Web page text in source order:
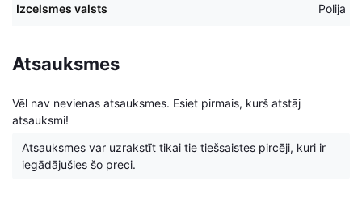
Izcelsmes valsts Polija
Atsauksmes
Vēl nav nevienas atsauksmes. Esiet pirmais, kurš atstāj
atsauksmi!
Atsauksmes var uzrakstīt tikai tie tiešsaistes pircēji, kuri ir
iegādājušies šo preci.